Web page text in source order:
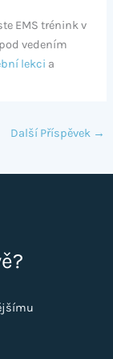
EMS trénink v
vedením
lekci a
Další Příspěvek →